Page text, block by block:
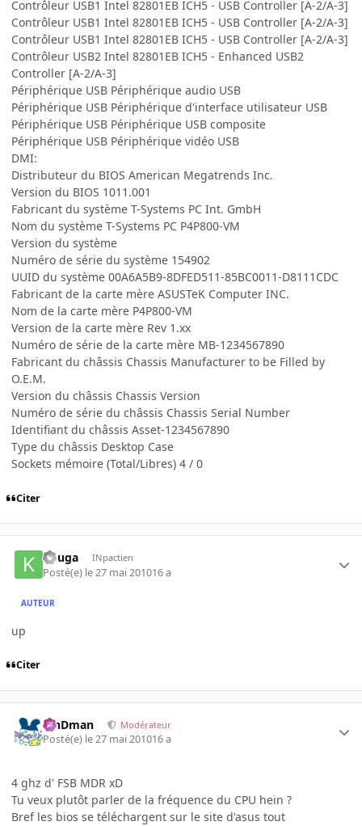
Contrôleur USB1 Intel 82801EB ICH5 - USB Controller [A-2/A-3]
Contrôleur USB1 Intel 82801EB ICH5 - USB Controller [A-2/A-3]
Contrôleur USB1 Intel 82801EB ICH5 - USB Controller [A-2/A-3]
Contrôleur USB2 Intel 82801EB ICH5 - Enhanced USB2
Controller [A-2/A-3]
Périphérique USB Périphérique audio USB
Périphérique USB Périphérique d'interface utilisateur USB
Périphérique USB Périphérique USB composite
Périphérique USB Périphérique vidéo USB
DMI:
Distributeur du BIOS American Megatrends Inc.
Version du BIOS 1011.001
Fabricant du système T-Systems PC Int. GmbH
Nom du système T-Systems PC P4P800-VM
Version du système
Numéro de série du système 154902
UUID du système 00A6A5B9-8DFED511-85BC0011-D8111CDC
Fabricant de la carte mère ASUSTeK Computer INC.
Nom de la carte mère P4P800-VM
Version de la carte mère Rev 1.xx
Numéro de série de la carte mère MB-1234567890
Fabricant du châssis Chassis Manufacturer to be Filled by
O.E.M.
Version du châssis Chassis Version
Numéro de série du châssis Chassis Serial Number
Identifiant du châssis Asset-1234567890
Type du châssis Desktop Case
Sockets mémoire (Total/Libres) 4 / 0
Citer
kouga INpactien
Posté(e) le 27 mai 201016 a
AUTEUR
up
Citer
RinDman Modérateur
Posté(e) le 27 mai 201016 a
4 ghz d' FSB MDR xD
Tu veux plutôt parler de la fréquence du CPU hein ?
Bref les bios se téléchargent sur le site d'asus tout